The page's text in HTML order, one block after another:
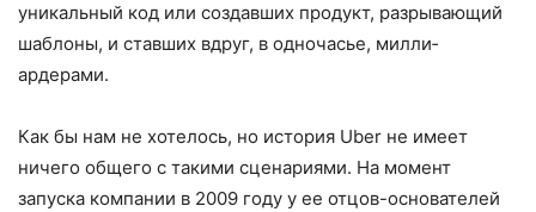
уникальный код или создавших продукт, разрывающий
шабло­ны, и ставших вдруг, в одночасье, милли­
ардерами.
Как бы нам не хотелось, но история Uber не имеет
ничего общего с такими сценариями. На момент
запуска компании в 2009 году у ее отцов-основателей